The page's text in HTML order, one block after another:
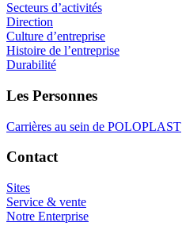
Secteurs d’activités
Direction
Culture d’entreprise
Histoire de l’entreprise
Durabilité
Les Personnes
Carrières au sein de POLOPLAST
Contact
Sites
Service & vente
Notre Enterprise